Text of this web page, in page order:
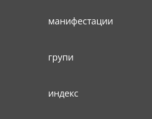
манифестации
групи
индекс